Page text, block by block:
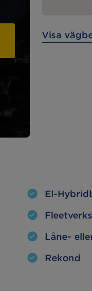
Visa
El-
Låne-
Rekond